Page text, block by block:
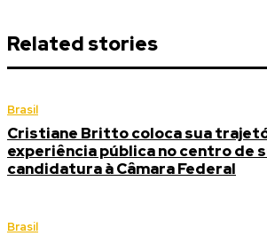
Related stories
Brasil
Cristiane Britto coloca sua
experiência pública no centro de
candidatura à Câmara Federal
Brasil